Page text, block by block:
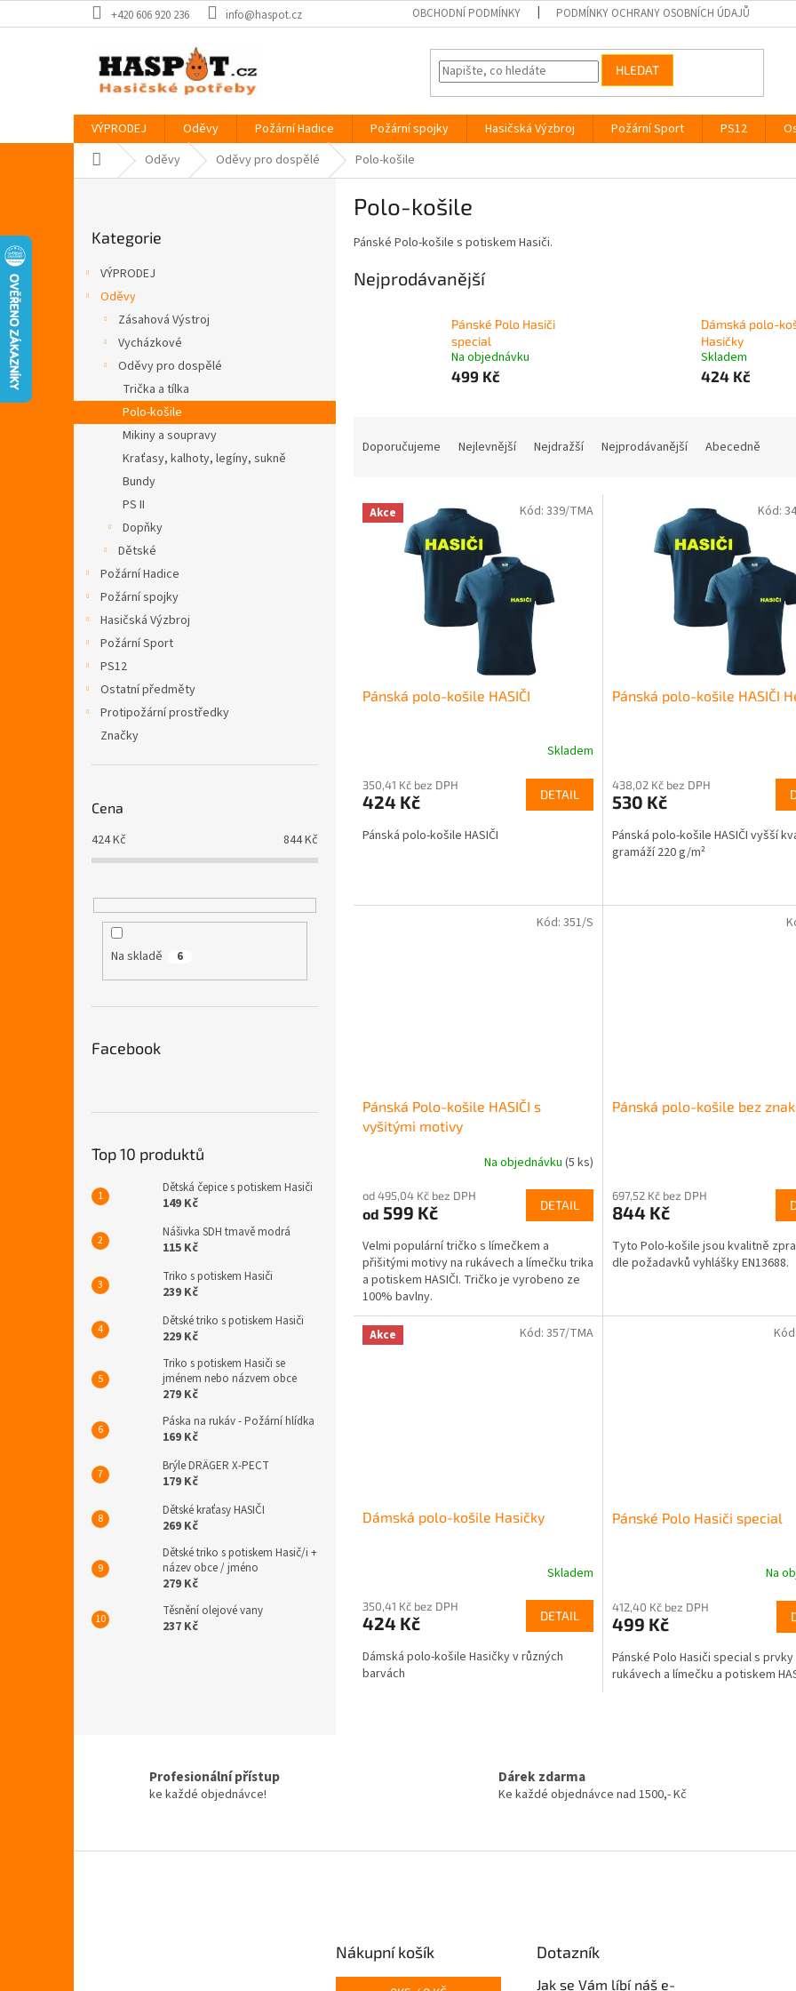
na
+420 606 920 236 info@haspot.cz OBCHODNÍ PODMÍNKY PODMÍNKY OCHRANY OSOBNÍCH ÚDAJŮ
HLEDAT
VÝPRODEJ Oděvy Požární Hadice Požární spojky Hasičská Výzbroj Požární Sport PS12
Domů Oděvy Oděvy pro dospělé Polo-košile
n
e
kategorie
Kategorie
VÝPRODEJ
Oděvy
Zásahová Výstroj
Vycházkové
Oděvy pro dospělé
Trička a tílka
Polo-košile
Mikiny a soupravy
Kraťasy, kalhoty, legíny, sukně
Bundy
PS II
Dopňky
Dětské
Požární Hadice
Požární spojky
Hasičská Výzbroj
Požární Sport
PS12
Ostatní předměty
Protipožární prostředky
Značky
Cena
424Kč 844Kč
Na skladě 6
Facebook
Top 10 produktů
Dětská čepice s potiskem Hasiči
149 Kč
Nášivka SDH tmavě modrá
115 Kč
Triko s potiskem Hasiči
239 Kč
Dětské triko s potiskem Hasiči
229 Kč
Triko s potiskem Hasiči se
jménem nebo názvem obce
279 Kč
Páska na rukáv - Požární hlídka
169 Kč
Brýle DRÄGER X-PECT
179 Kč
Dětské kraťasy HASIČI
269 Kč
Dětské triko s potiskem Hasič/i +
název obce / jméno
279 Kč
Těsnění olejové vany
237 Kč
Polo-košile
Pánské Polo-košile s potiskem Hasiči.
Nejprodávanější
Pánské Polo Hasiči
special
Na objednávku
499 Kč
Dámská polo-
Hasičky
Skladem
424 Kč
n
Doporučujeme Nejlevnější Nejdražší Nejprodávanější Abecedně
V Akce
Pánská polo-košile HASIČI
produktu
je
z
Skladem
350,41 Kč bez DPH
424 Kč DETAIL
Pánská polo-košile HASIČI
Kód: 339/TMA
Pánská polo-košile HASIČI
produktu
je
z
5
438,02 Kč bez DPH
530 Kč
Pánská polo-košile HASIČI vyšší
gramáží 220 g/m²
Kód:
Pánská Polo-košile HASIČI s
vyšitými motivy
produktu
je
z
5
hvězdiček.
Na objednávku (5 ks)
od 495,04 Kč bez DPH
od 599 Kč DETAIL
Velmi populární tričko s límečkem a
přišitými motivy na rukávech a límečku trika
a potiskem HASIČI. Tričko je vyrobeno ze
100% bavlny.
Kód: 351/S
Pánská polo-košile bez
produktu
je
z
5
697,52 Kč bez DPH
844 Kč
Tyto Polo-košile jsou kvalitně
dle požadavků vyhlášky EN13688.
Akce
Dámská polo-košile Hasičky
produktu
je
z
5
Skladem
350,41 Kč bez DPH
424 Kč DETAIL
Dámská polo-košile Hasičky v různých
barvách
Kód: 357/TMA
Pánské Polo Hasiči special
produktu
je
z
5
Na
412,40 Kč bez DPH
499 Kč
Pánské Polo Hasiči special s prvky
rukávech a límečku a potiskem
Kód:
p
Profesionální přístup
ke každé objednávce!
Dárek zdarma
Ke každé objednávce nad 1500,- Kč
Nákupní košík Dotazník
Jak se Vám líbí náš e-